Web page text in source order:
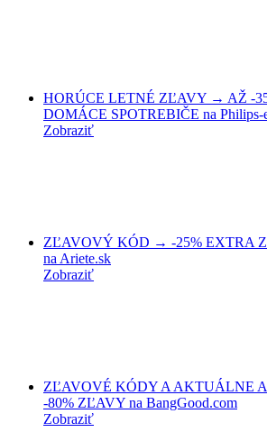
HORÚCE LETNÉ ZĽAVY → AŽ -
DOMÁCE SPOTREBIČE na Philips-
Zobraziť
ZĽAVOVÝ KÓD → -25% EXTRA
na Ariete.sk
Zobraziť
ZĽAVOVÉ KÓDY A AKTUÁLNE
-80% ZĽAVY na BangGood.com
Zobraziť